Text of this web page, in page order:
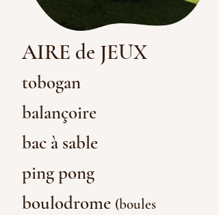
AIRE de JEUX
tobogan
balançoire
bac à sable
ping pong
boulodrome (boules